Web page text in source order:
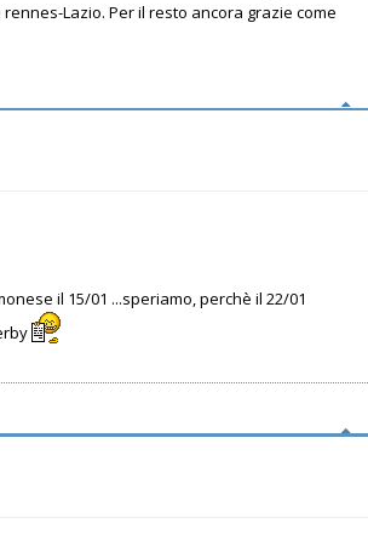
Lazio. Per il resto ancora grazie come
il 15/01 ...speriamo, perchè il 22/01